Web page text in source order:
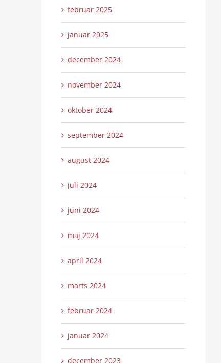
februar 2025
januar 2025
december 2024
november 2024
oktober 2024
september 2024
august 2024
juli 2024
juni 2024
maj 2024
april 2024
marts 2024
februar 2024
januar 2024
december 2023